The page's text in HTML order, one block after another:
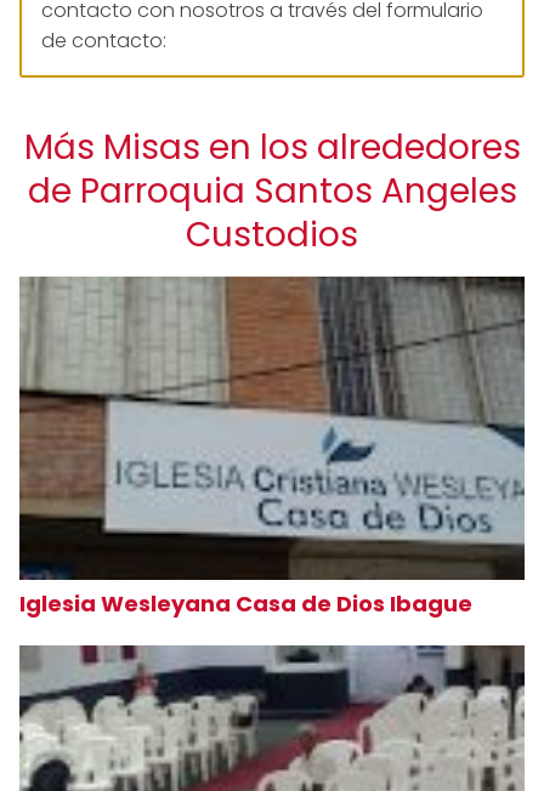
contacto con nosotros a través del formulario
de contacto:
Más Misas en los alrededores
de Parroquia Santos Angeles
Custodios
Iglesia Wesleyana Casa de Dios Ibague